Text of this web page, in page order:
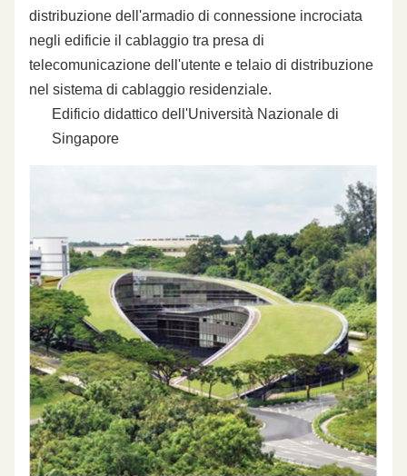
distribuzione dell'armadio di connessione incrociata
negli edificie il cablaggio tra presa di
telecomunicazione dell'utente e telaio di distribuzione
nel sistema di cablaggio residenziale.
Edificio didattico dell'Università Nazionale di
Singapore